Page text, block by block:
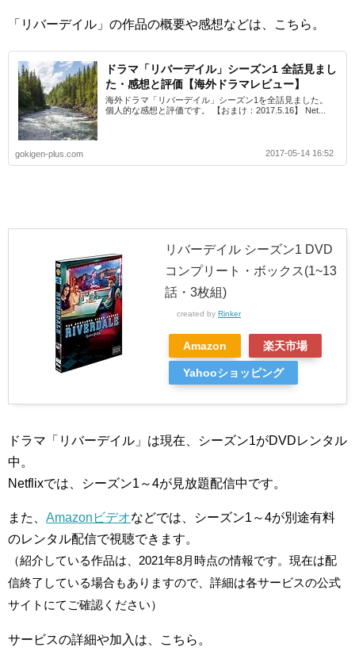
「リバーデイル」の作品の概要や感想などは、こちら。
ドラマ「リバーデイル」シーズン1 全話見まし
た・感想と評価【海外ドラマレビュー】
海外ドラマ「リバーデイル」シーズン1を全話見ました。
個人的な感想と評価です。 【おまけ：2017.5.16】 Net...
gokigen-plus.com 2017-05-14 16:52
リバーデイル シーズン1 DVD
コンプリート・ボックス(1~13
話・3枚組)
created by Rinker
Amazon 楽天市場
Yahooショッピング
ドラマ「リバーデイル」は現在、シーズン1がDVDレンタル
中。
Netflixでは、シーズン1～4が見放題配信中です。
また、 Amazonビデオなどでは、シーズン1～4が別途有料
のレンタル配信で視聴できます。
（紹介している作品は、2021年8月時点の情報です。現在は配
信終了している場合もありますので、詳細は各サービスの公式
サイトにてご確認ください）
サービスの詳細や加入は、こちら。